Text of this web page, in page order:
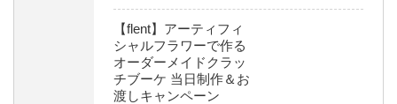
【flent】アーティフィ
シャルフラワーで作る
オーダーメイドクラッ
チブーケ 当日制作＆お
渡しキャンペーン